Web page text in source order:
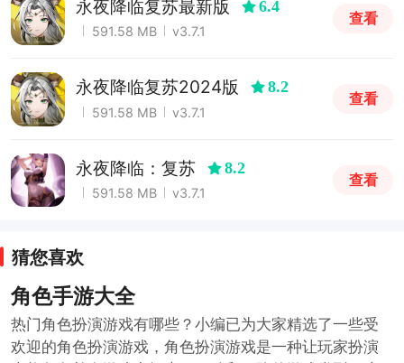
永夜降临复苏最新版 6.4
591.58 MB v3.7.1
查看
永夜降临复苏2024版 8.2
591.58 MB v3.7.1
查看
永夜降临：复苏 8.2
591.58 MB v3.7.1
查看
猜您喜欢
角色手游大全
热门角色扮演游戏有哪些？小编已为大家精选了一些受
欢迎的角色扮演游戏，角色扮演游戏是一种让玩家扮演